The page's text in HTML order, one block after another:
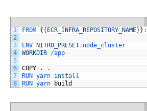
1
2
3
4
5
6
7
8
FROM {{ECR_INFRA_REPOSITORY_NAME}} :
ENV NITRO_PRESET=node_cluster
WORKDIR /app
COPY .
.
RUN yarn install
RUN yarn build